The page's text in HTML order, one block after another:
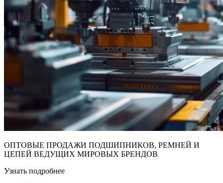
ОПТОВЫЕ ПРОДАЖИ ПОДШИПНИКОВ, РЕМНЕЙ И
ЦЕПЕЙ ВЕДУЩИХ МИРОВЫХ БРЕНДОВ
Узнать подробнее